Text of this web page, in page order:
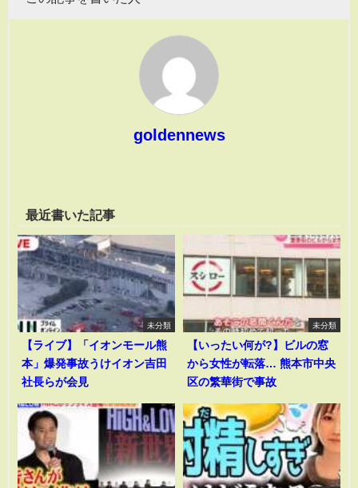
goldennews
最近書いた記事
未分類
【ライブ】「イオンモール熊
本」爆発事故うけイオン吉田
社長らが会見
未分類
【いったい何が?】ビルの窓
から女性が転落… 熊本市中央
区の繁華街で事故